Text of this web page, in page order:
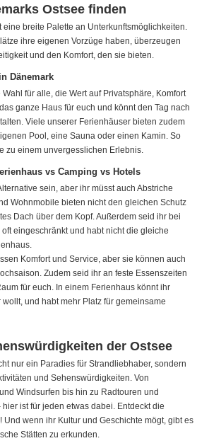
Ostsee finden
eine breite Palette an Unterkunftsmöglichkeiten.
ihre eigenen Vorzüge haben, überzeugen
und den Komfort, den sie bieten.
Dänemark
für alle, die Wert auf Privatsphäre, Komfort
ganze Haus für euch und könnt den Tag nach
Viele unserer Ferienhäuser bieten zudem
Pool, eine Sauna oder einen Kamin. So
zu einem unvergesslichen Erlebnis.
vs Camping vs Hotels
sein, aber ihr müsst auch Abstriche
Wohnmobile bieten nicht den gleichen Schutz
Dach über dem Kopf. Außerdem seid ihr bei
eingeschränkt und habt nicht die gleiche
Komfort und Service, aber sie können auch
Zudem seid ihr an feste Essenszeiten
für euch. In einem Ferienhaus könnt ihr
und habt mehr Platz für gemeinsame
der Ostsee
nur ein Paradies für Strandliebhaber, sondern
und Sehenswürdigkeiten. Von
Windsurfen bis hin zu Radtouren und
ist für jeden etwas dabei. Entdeckt die
! Und wenn ihr Kultur und Geschichte mögt, gibt es
Stätten zu erkunden.